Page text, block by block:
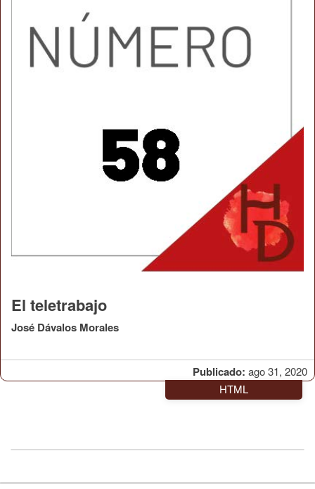
Publicado: ago 31, 2020
El teletrabajo
José Dávalos Morales
HTML